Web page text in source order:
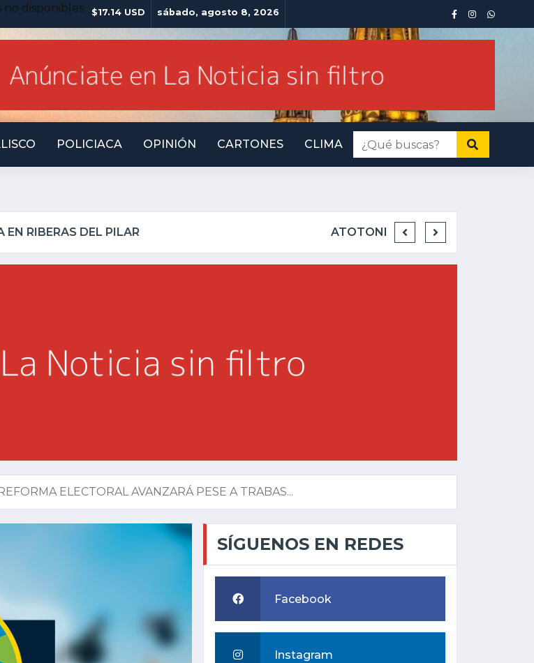
no disponibles. $17.14 USD sábado, agosto 8, 2026
POLICIACA OPINIÓN CARTONES CLIMA
VIRREY NO LE IMPORTA INMINENTE
ELECTORAL AVANZARÁ PESE A TRABAS...
SÍGUENOS EN REDES
Facebook
Instagram